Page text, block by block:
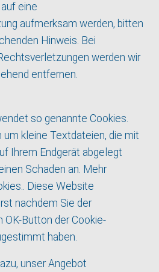
eine
aufmerksam werden, bitten
Hinweis. Bei
werden wir
entfernen.
so genannte Cookies.
um kleine Textdateien, die mit
Ihrem Endgerät abgelegt
Schaden an. Mehr
. Diese Website
nachdem Sie der
OK-Button der Cookie-
haben.
unser Angebot